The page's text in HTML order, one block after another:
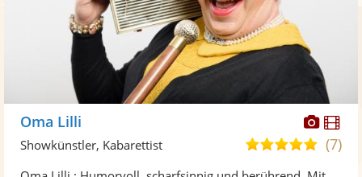
Oma Lilli
5,0(7)
Showkünstler, Kabarettist